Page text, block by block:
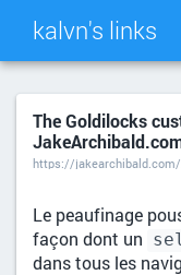
kalvn's links
TAG CLOUD
DAILY
The Goldilocks
Le peaufinage
façon dont un
dans tous les